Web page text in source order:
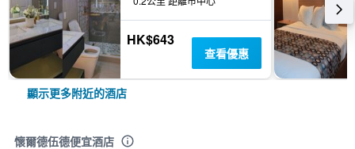
HK$643
查看優惠
顯示更多附近的酒店
懷爾德伍德便宜酒店